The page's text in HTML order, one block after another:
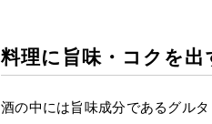
料理に旨味・コクを出
酒の中には旨味成分であるグル